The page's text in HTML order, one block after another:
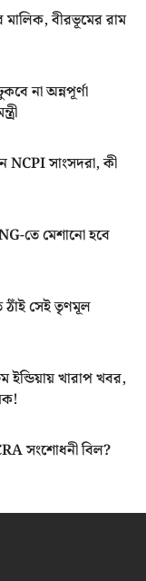
বীরভূমের রাম
না অন্নপূর্ণা
NCPI সাংসদরা, কী
তে মেশানো হবে
ঠাঁই সেই তৃণমূল
ইন্ডিয়ায় খারাপ খবর,
সংশোধনী বিল?